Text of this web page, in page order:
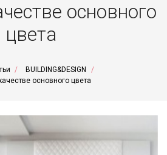
основного
цвета
BUILDING&DESIGN
основного цвета